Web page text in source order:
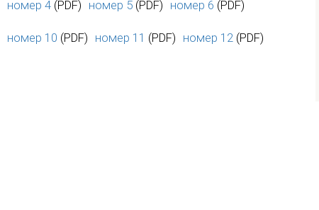
номер 4 (PDF) номер 5 (PDF) номер 6 (PDF)
номер 10 (PDF) номер 11 (PDF) номер 12 (PDF)